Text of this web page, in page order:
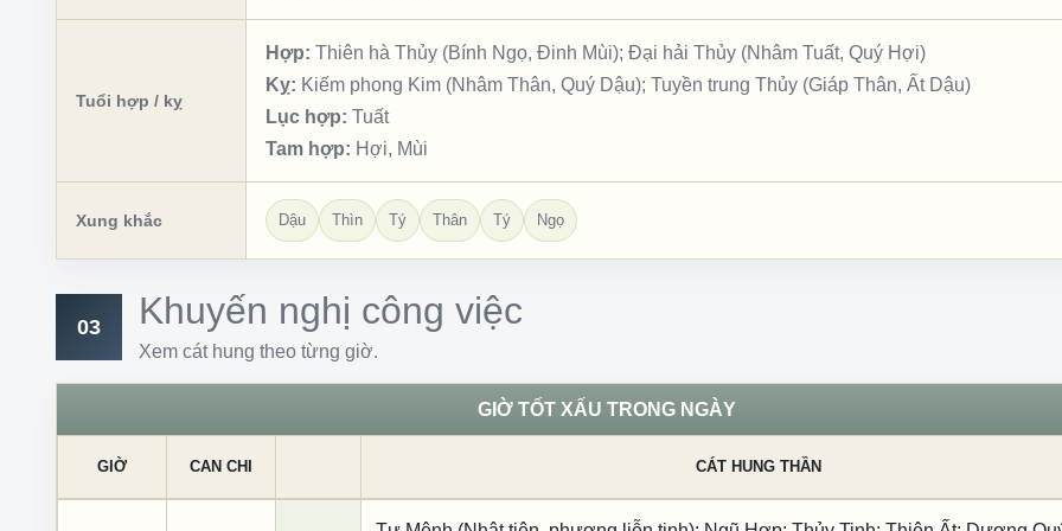
Tuổi hợp / kỵ
Hợp: Thiên hà Thủy (Bính Ngọ, Đinh Mùi); Đại hải Thủy (Nhâm Tuất, Quý Hợi)
Kỵ: Kiếm phong Kim (Nhâm Thân, Quý Dậu); Tuyền trung Thủy (Giáp Thân, Ất Dậu)
Lục hợp: Tuất
Tam hợp: Hợi, Mùi
Xung khắc Dậu Thìn Tý Thân Tý Ngọ
03 Khuyến nghị công việc
Xem cát hung theo từng giờ.
GIỜ TỐT XẤU TRONG NGÀY
GIỜ CAN CHI CÁT HUNG THẦN